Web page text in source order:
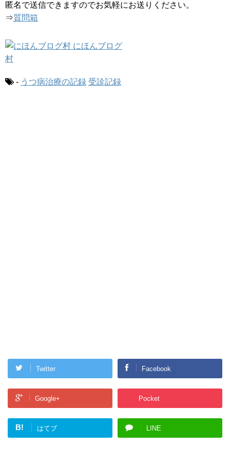
匿名で送信できますのでお気軽にお送りください。
⇒質問箱
- うつ病治療の記録 受診記録
Twitter Facebook
Google+ Pocket
B! はてブ LINE